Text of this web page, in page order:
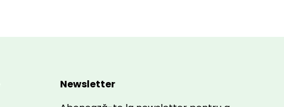
Newsletter